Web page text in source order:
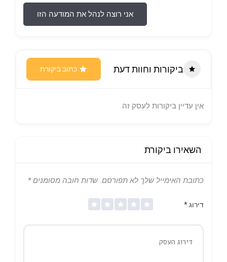
אני רוצה לנהל את המודעה הזו
ביקורות וחוות דעת כתוב ביקורת
אין עדיין ביקורות לעסק זה
השאירו ביקורת
כתובת האימייל שלך לא תפורסם. שדות חובה מסומנים*
דירוג*